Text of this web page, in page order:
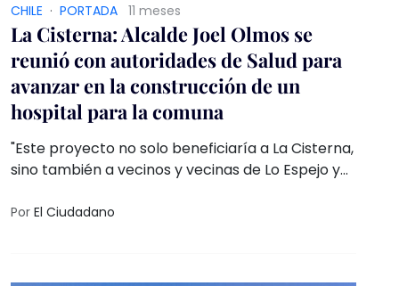
CHILE · PORTADA 11 meses
La Cisterna: Alcalde Joel Olmos se
reunió con autoridades de Salud para
avanzar en la construcción de un
hospital para la comuna
"Este proyecto no solo beneficiaría a La Cisterna,
sino también a vecinos y vecinas de Lo Espejo y
descongestionar el sistema público y
Por El Ciudadano